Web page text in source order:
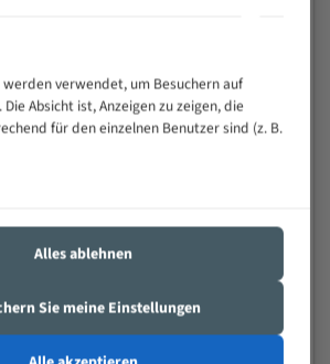
hochlegiertem Federstahl
verwendet, um Besuchern auf
Absicht ist, Anzeigen zu zeigen, die
für den einzelnen Benutzer sind (z. B.
Alles ablehnen
Sie meine Einstellungen